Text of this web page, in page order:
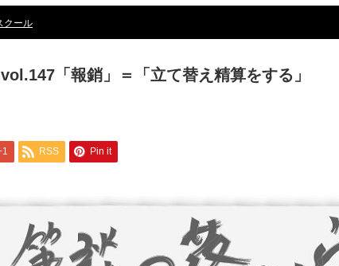
クール
「報銷」＝「立て替え精算をする」
RSS Pin it